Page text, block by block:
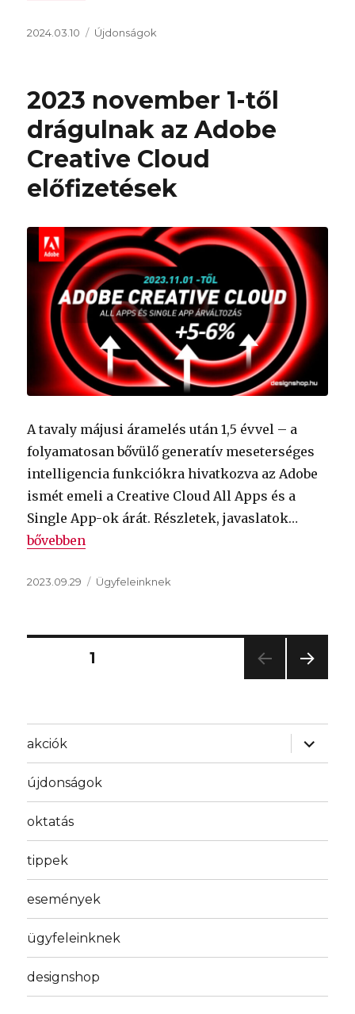
Közzétéve
2024.03.10 Kategória
Újdonságok
2023 november 1-től
drágulnak az Adobe
Creative Cloud
előfizetések
A tavaly májusi áramelés után 1,5 évvel – a
folyamatosan bővülő generatív meseterséges
intelligencia funkciókra hivatkozva az Adobe
ismét emeli a Creative Cloud All Apps és a
Single App-ok árát. Részletek, javaslatok…
„2023 november 1-től drágulnak az Adobe Creative
bővebben
Közzétéve
2023.09.29 Kategória
Ügyfeleinknek
Bejegyzések
OLDAL1
OLD
AL
akciók
almenü
újdonságok
oktatás
tippek
események
ügyfeleinknek
designshop